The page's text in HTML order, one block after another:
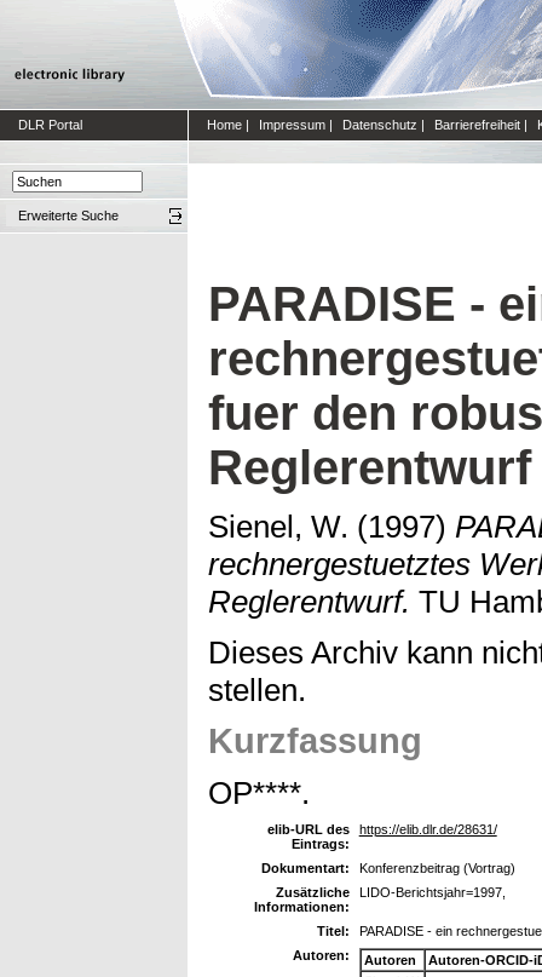
DLR Portal Home | Impressum | Datenschutz | Barrierefreiheit |
Erweiterte Suche
PARADISE -
fuer den
Reglerentwurf
Sienel, W. (1997)
rechnergestuetztes
Reglerentwurf. TU
Dieses Archiv kann
stellen.
Kurzfassung
OP****.
elib-URL des
Eintrags:
https://elib.dlr.de/28631/
Dokumentart:
Konferenzbeitrag (Vortrag)
Zusätzliche
Informationen:
LIDO-Berichtsjahr=1997,
Titel:
PARADISE - ein
Autoren:
Autoren
Autoren-ORCID-